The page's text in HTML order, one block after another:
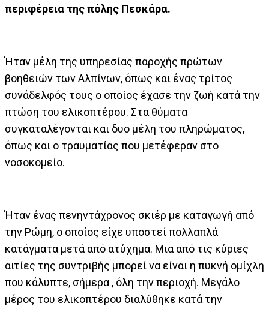
περιφέρεια της πόλης Πεσκάρα.
Ήταν μέλη της υπηρεσίας παροχής πρώτων
βοηθειών των Αλπίνων, όπως και ένας τρίτος
συνάδελφός τους ο οποίος έχασε την ζωή κατά την
πτώση του ελικοπτέρου. Στα θύματα
συγκαταλέγονται και δυο μέλη του πληρώματος,
όπως και ο τραυματίας που μετέφεραν στο
νοσοκομείο.
Ήταν ένας πενηντάχρονος σκιέρ με καταγωγή από
την Ρώμη, ο οποίος είχε υποστεί πολλαπλά
κατάγματα μετά από ατύχημα. Μια από τις κύριες
αιτίες της συντριβής μπορεί να είναι η πυκνή ομίχλη
που κάλυπτε, σήμερα , όλη την περιοχή. Μεγάλο
μέρος του ελικοπτέρου διαλύθηκε κατά την